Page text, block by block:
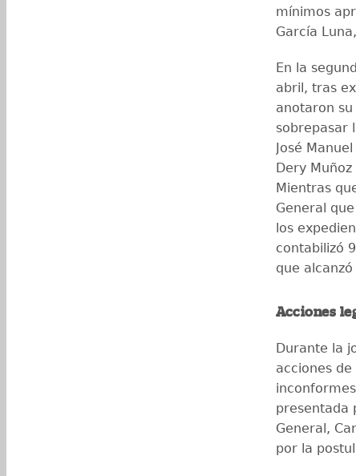
mínimos
García
En la
abril, tras
anotaron
sobrepasar
José
Dery
Mientras
General
los
contabilizó
que
Acciones
Durante la
acciones
presentada
General,
por la